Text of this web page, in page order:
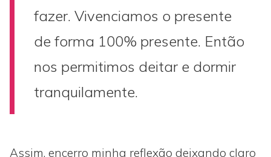
fazer. Vivenciamos o presente
de forma 100% presente. Então
nos permitimos deitar e dormir
tranquilamente.
Assim, encerro minha reflexão deixando claro